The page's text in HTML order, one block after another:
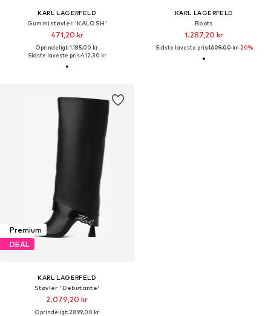
KARL LAGERFELD
Gummistøvler 'KALOSH'
471,20 kr
Oprindeligt: 1.185,00 kr
Sidste laveste pris:412,30 kr
KARL LAGERFELD
Boots
1.287,20 kr
Sidste laveste pris:1.609,00 kr-20%
Premium
DEAL
KARL LAGERFELD
Støvler 'Debutante'
2.079,20 kr
Oprindeligt: 2.899,00 kr